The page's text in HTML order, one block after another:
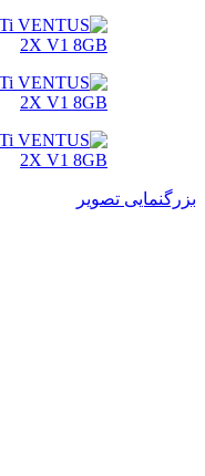
بزرگنمایی تصویر